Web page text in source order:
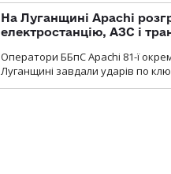
На Луганщині Apachi
електростанцію, АЗС і
Оператори ББпС Apachi 81-ї
Луганщині завдали ударів по